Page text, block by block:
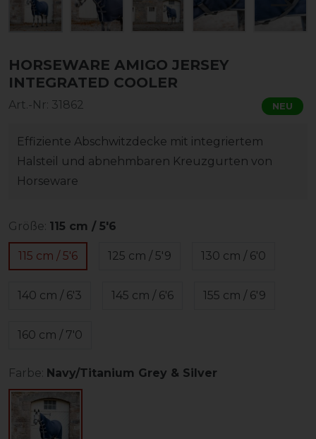
HORSEWARE AMIGO JERSEY
INTEGRATED COOLER
Art.-Nr: 31862 NEU
Effiziente Abschwitzdecke mit integriertem
Halsteil und abnehmbaren Kreuzgurten von
Horseware
Größe: 115 cm / 5'6
115 cm / 5'6 125 cm / 5'9 130 cm / 6'0
140 cm / 6'3 145 cm / 6'6 155 cm / 6'9
160 cm / 7'0
Farbe: Navy/Titanium Grey & Silver